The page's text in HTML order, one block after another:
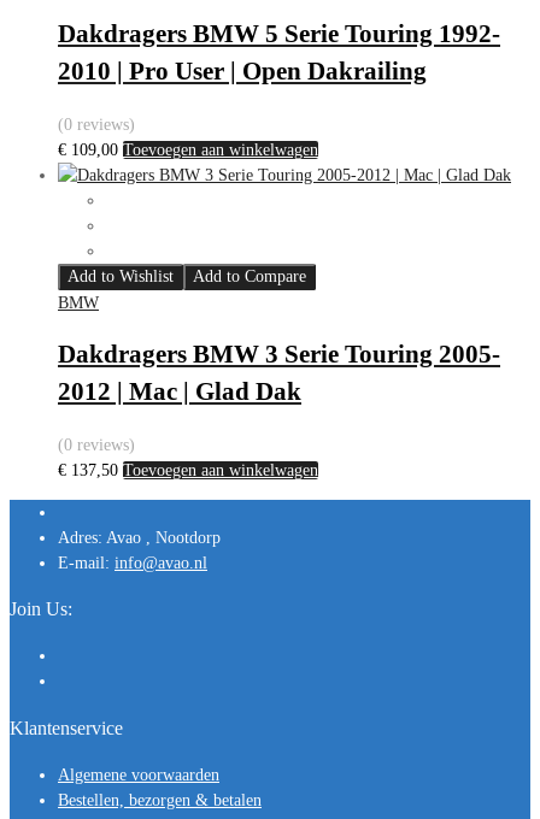
Dakdragers BMW 5 Serie Touring 1992-
2010 | Pro User | Open Dakrailing
(0 reviews)
€ 109,00 Toevoegen aan winkelwagen
Add to Wishlist
Add to Compare
BMW
Dakdragers BMW 3 Serie Touring 2005-
2012 | Mac | Glad Dak
(0 reviews)
€ 137,50 Toevoegen aan winkelwagen
Adres: Avao , Nootdorp
E-mail: info@avao.nl
Join Us:
Klantenservice
Algemene voorwaarden
Bestellen, bezorgen & betalen